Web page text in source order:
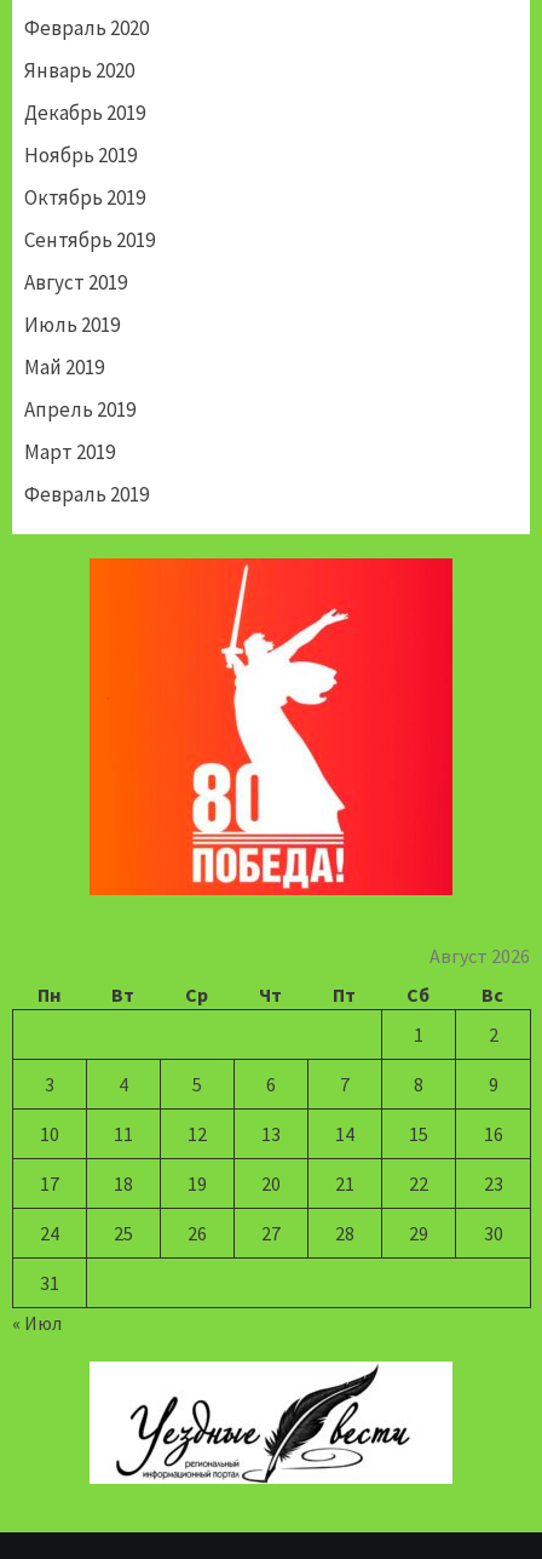
Февраль 2020
Январь 2020
Декабрь 2019
Ноябрь 2019
Октябрь 2019
Сентябрь 2019
Август 2019
Июль 2019
Май 2019
Апрель 2019
Март 2019
Февраль 2019
Август 2026
Пн
Вт Ср Чт Пт Сб
Вс
1
2
3 4 5 6 7 8 9
10 11 12 13 14 15 16
17 18 19 20 21 22 23
24 25 26 27 28 29 30
31
« Июл